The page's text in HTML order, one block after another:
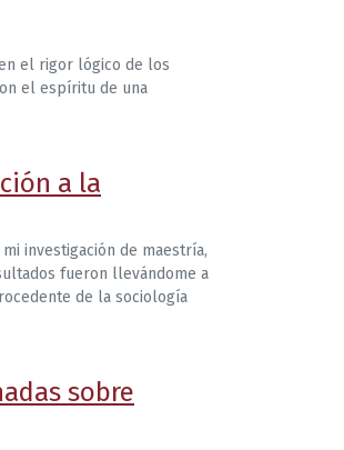
el rigor lógico de los
el espíritu de una
a la
investigación de maestría,
fueron llevándome a
de la sociología
sobre